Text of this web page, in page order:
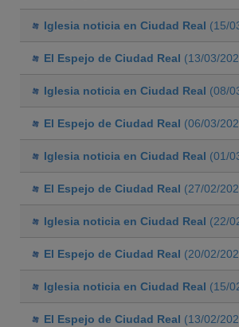
Iglesia noticia en Ciudad Real (15/
El Espejo de Ciudad Real (13/03/
Iglesia noticia en Ciudad Real (08/
El Espejo de Ciudad Real (06/03/
Iglesia noticia en Ciudad Real (01/
El Espejo de Ciudad Real (27/02/
Iglesia noticia en Ciudad Real (22/
El Espejo de Ciudad Real (20/02/
Iglesia noticia en Ciudad Real (15/
El Espejo de Ciudad Real (13/02/